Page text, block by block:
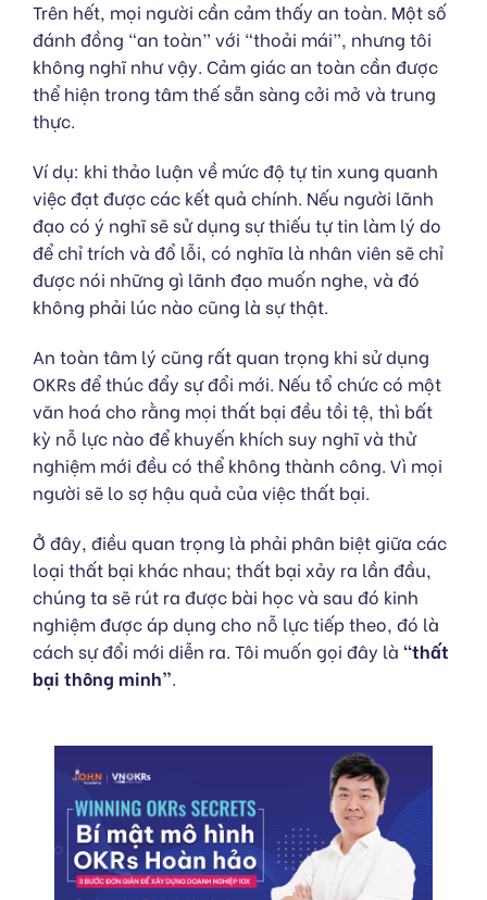
Trên hết, mọi người cần cảm thấy an toàn. Một số
đánh đồng “an toàn” với “thoải mái”, nhưng tôi
không nghĩ như vậy. Cảm giác an toàn cần được
thể hiện trong tâm thế sẵn sàng cởi mở và trung
thực.
Ví dụ: khi thảo luận về mức độ tự tin xung quanh
việc đạt được các kết quả chính. Nếu người lãnh
đạo có ý nghĩ sẽ sử dụng sự thiếu tự tin làm lý do
để chỉ trích và đổ lỗi, có nghĩa là nhân viên sẽ chỉ
được nói những gì lãnh đạo muốn nghe, và đó
không phải lúc nào cũng là sự thật.
An toàn tâm lý cũng rất quan trọng khi sử dụng
OKRs để thúc đẩy sự đổi mới. Nếu tổ chức có một
văn hoá cho rằng mọi thất bại đều tồi tệ, thì bất
kỳ nỗ lực nào để khuyến khích suy nghĩ và thử
nghiệm mới đều có thể không thành công. Vì mọi
người sẽ lo sợ hậu quả của việc thất bại.
Ở đây, điều quan trọng là phải phân biệt giữa các
loại thất bại khác nhau; thất bại xảy ra lần đầu,
chúng ta sẽ rút ra được bài học và sau đó kinh
nghiệm được áp dụng cho nỗ lực tiếp theo, đó là
cách sự đổi mới diễn ra. Tôi muốn gọi đây là “thất
bại thông minh”.